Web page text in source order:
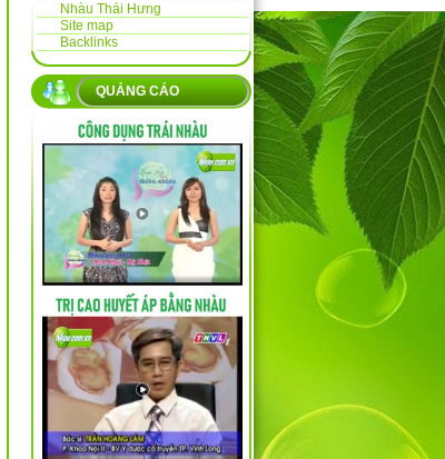
Nhàu Thái Hưng
Site map
Backlinks
QUẢNG CÁO